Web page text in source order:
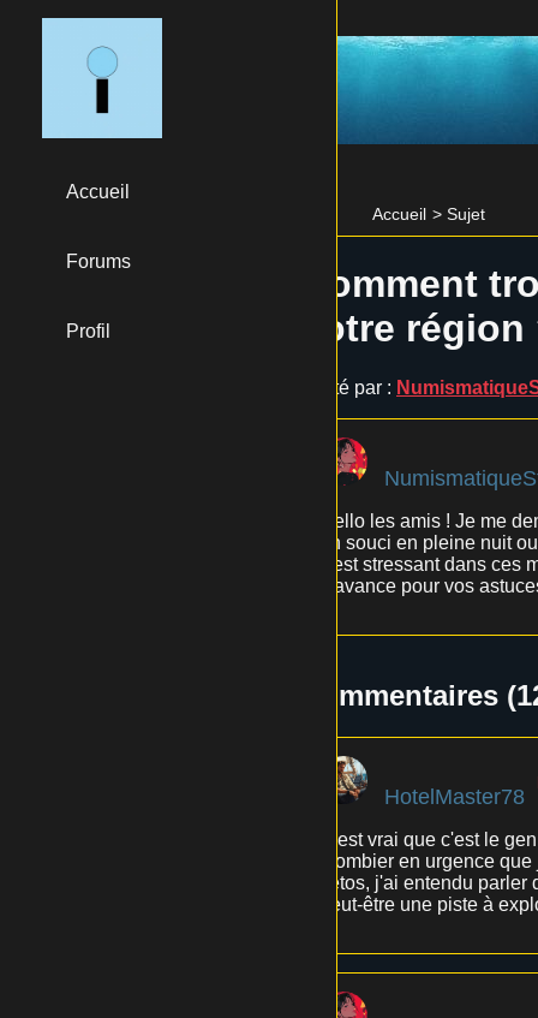
Accueil > Sujet
Accueil
Forums
Profil
Comment
votre région
Posté par :
Hello les amis ! Je me
un souci en pleine nuit
c'est stressant dans ces
d'avance pour vos
Commentaires
HotelMaster78
C'est vrai que c'est le
plombier en urgence
vétos, j'ai entendu
peut-être une piste à